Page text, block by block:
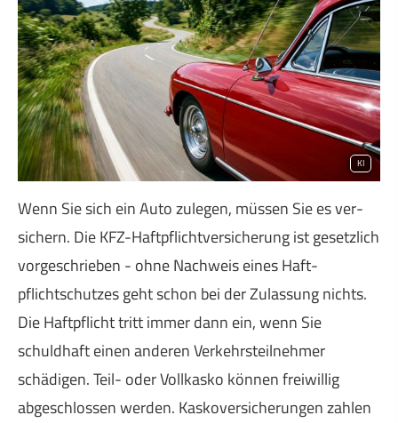
KI
Wenn Sie sich ein Auto zulegen, müssen Sie es ver­
sichern. Die KFZ-Haft­pflichtversicherung ist gesetzlich
vorgeschrieben - ohne Nachweis eines Haft­
pflichtschutzes geht schon bei der Zulassung nichts.
Die Haft­pflicht tritt immer dann ein, wenn Sie
schuldhaft einen anderen Verkehrsteilnehmer
schädigen. Teil- oder Vollkasko können freiwillig
abgeschlossen werden. Kaskoversicherungen zahlen